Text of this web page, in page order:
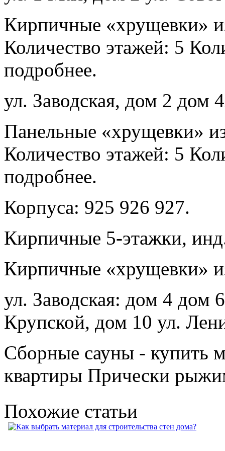
Кирпичные «хрущевки»
Количество этажей: 5
подробнее.
ул. Заводская, дом 2 дом
Панельные «хрущевки»
Количество этажей: 5
подробнее.
Корпуса: 925 926 927.
Кирпичные 5-этажки,
Кирпичные «хрущевки»
ул. Заводская: дом 4
Крупской, дом 10 ул.
Сборные сауны - купить
квартиры Прически
Похожие статьи